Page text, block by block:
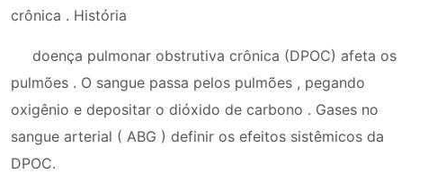
crônica . História
doença pulmonar obstrutiva crônica (DPOC) afeta os
pulmões . O sangue passa pelos pulmões , pegando
oxigênio e depositar o dióxido de carbono . Gases no
sangue arterial ( ABG ) definir os efeitos sistêmicos da
DPOC.